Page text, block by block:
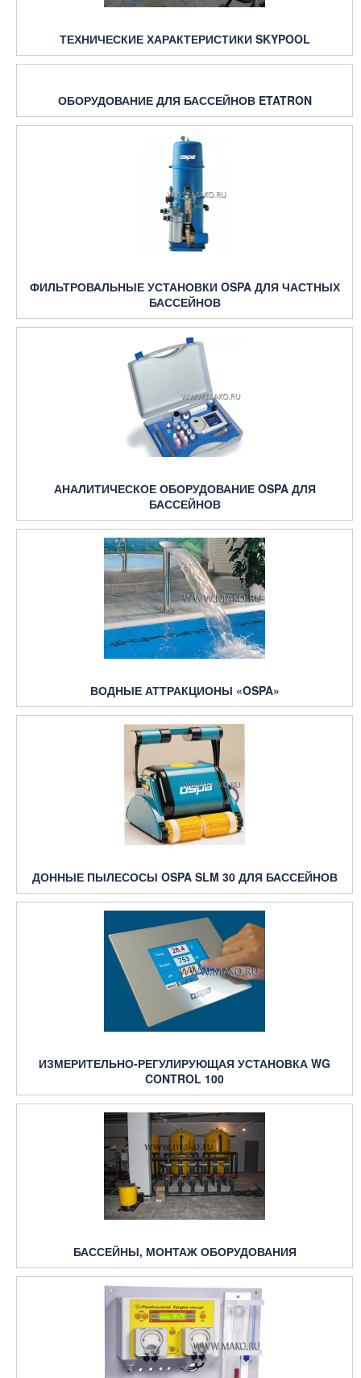
ТЕХНИЧЕСКИЕ ХАРАКТЕРИСТИКИ SKYPOOL
ОБОРУДОВАНИЕ ДЛЯ БАССЕЙНОВ ETATRON
ФИЛЬТРОВАЛЬНЫЕ УСТАНОВКИ OSPA ДЛЯ ЧАСТНЫХ
БАССЕЙНОВ
АНАЛИТИЧЕСКОЕ ОБОРУДОВАНИЕ OSPA ДЛЯ
БАССЕЙНОВ
ВОДНЫЕ АТТРАКЦИОНЫ «OSPA»
ДОННЫЕ ПЫЛЕСОСЫ OSPA SLM 30 ДЛЯ БАССЕЙНОВ
ИЗМЕРИТЕЛЬНО-РЕГУЛИРУЮЩАЯ УСТАНОВКА WG
CONTROL 100
БАССЕЙНЫ, МОНТАЖ ОБОРУДОВАНИЯ